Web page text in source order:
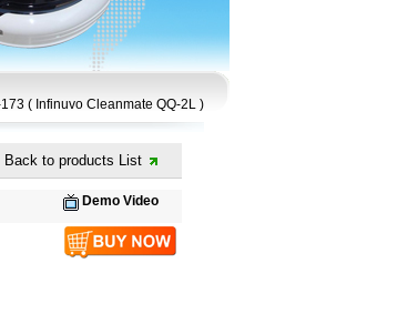
( Infinuvo Cleanmate QQ-2L )
Back to products List
Demo Video